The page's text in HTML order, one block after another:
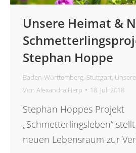
Unsere Heimat &
Stephan Hoppe
Baden-Württemberg, Stuttgart,
Von Alexandra Herp 18. Juli 2018
Stephan Hoppes Projekt
„Schmetterlingsleben“
neuen Lebensraum zur